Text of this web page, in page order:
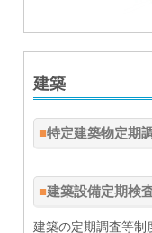
建築
特定建築物定期
建築設備定期検
建築の定期調査等制